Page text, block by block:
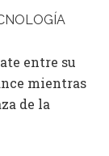
entre su
mientras
de la